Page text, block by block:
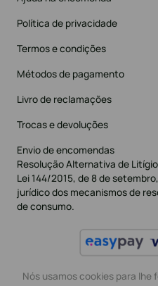
Política de privacidade
Termos e condições
Métodos de pagamento
Livro de reclamações
Trocas e devoluções
Envio de encomendas
Resolução Alternativa de
Lei 144/2015, de 8 de
jurídico dos mecanismos de
de consumo.
Nós usamos cookies para lhe